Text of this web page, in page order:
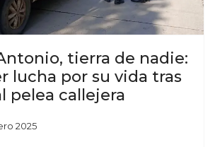
tierra de nadie:
lucha por su vida tras
pelea callejera
2025